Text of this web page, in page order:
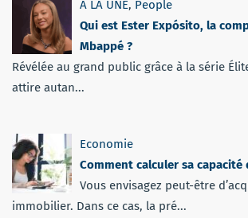
A LA UNE, People
Qui est Ester Expósito, la
Mbappé ?
Révélée au grand public grâce à la série
attire autan...
Economie
Comment calculer sa capacité
Vous envisagez peut-être
immobilier. Dans ce cas, la pré...